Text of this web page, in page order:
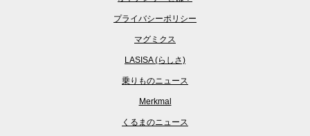
プライバシーポリシー
マグミクス
LASISA (らしさ)
乗りものニュース
Merkmal
くるまのニュース